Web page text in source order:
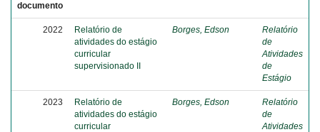
documento
2022
Relatório de
atividades do estágio
curricular
supervisionado II
Borges, Edson
Relatório
de
Atividades
de
Estágio
2023
Relatório de
atividades do estágio
curricular
Borges, Edson
Relatório
de
Atividades